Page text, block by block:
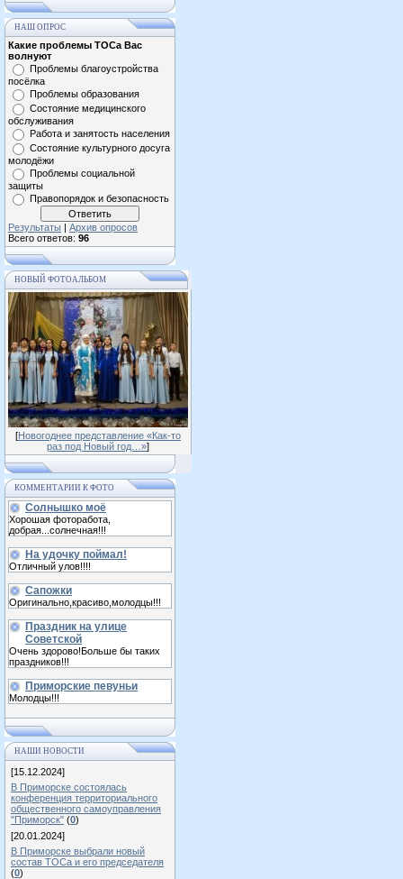
НАШ ОПРОС
Какие проблемы ТОСа Вас
волнуют
Проблемы благоустройства
посёлка
Проблемы образования
Состояние медицинского
обслуживания
Работа и занятость населения
Состояние культурного досуга
молодёжи
Проблемы социальной
защиты
Правопорядок и безопасность
Результаты | Архив опросов
Всего ответов: 96
НОВЫЙ ФОТОАЛЬБОМ
[Новогоднее представление «Как-то
раз под Новый год…»]
КОММЕНТАРИИ К ФОТО
Солнышко моё
Хорошая фоторабота,
добрая...солнечная!!!
На удочку поймал!
Отличный улов!!!!
Сапожки
Оригинально,красиво,молодцы!!!
Праздник на улице
Советской
Очень здорово!Больше бы таких
праздников!!!
Приморские певуньи
Молодцы!!!
НАШИ НОВОСТИ
[15.12.2024]
В Приморске состоялась
конференция территориального
общественного самоуправления
"Приморск" (0)
[20.01.2024]
В Приморске выбрали новый
состав ТОСа и его председателя
(0)